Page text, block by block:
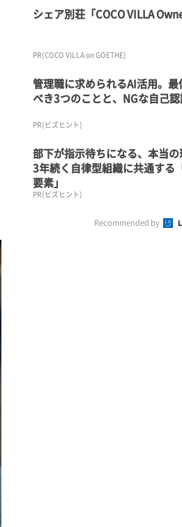
シェア別荘「COCO VILLA
PR(COCO VILLA on GOETHE)
管理職に求められるAI活用。最
べき3つのことと、NGな自己
PR(ビズヒント)
部下が指示待ちになる、本当
3年続く自律型組織に共通する
要素」
PR(ビズヒント)
Recommended by